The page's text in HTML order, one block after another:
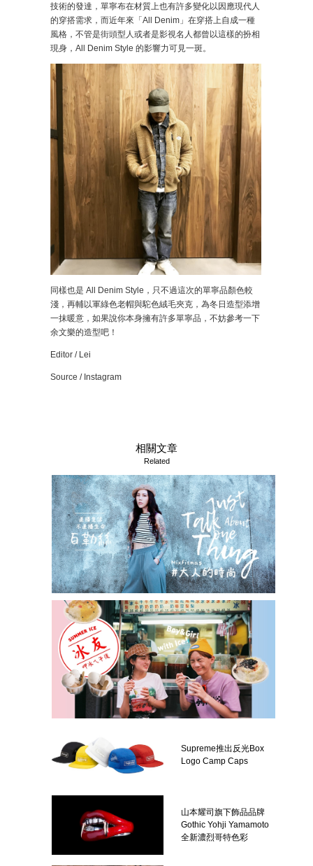
技術的發達，單寧布在材質上也有許多變化以因應現代人
的穿搭需求，而近年來「All Denim」在穿搭上自成一種
風格，不管是街頭型人或者是影視名人都曾以這樣的扮相
現身，All Denim Style 的影響力可見一斑。
同樣也是 All Denim Style，只不過這次的單寧品顏色較
淺，再輔以軍綠色老帽與駝色絨毛夾克，為冬日造型添增
一抹暖意，如果說你本身擁有許多單寧品，不妨參考一下
余文樂的造型吧！
Editor / Lei
Source / Instagram
相關文章
Related
Supreme推出反光Box
Logo Camp Caps
山本耀司旗下飾品品牌
Gothic Yohji Yamamoto
全新濃烈哥特色彩